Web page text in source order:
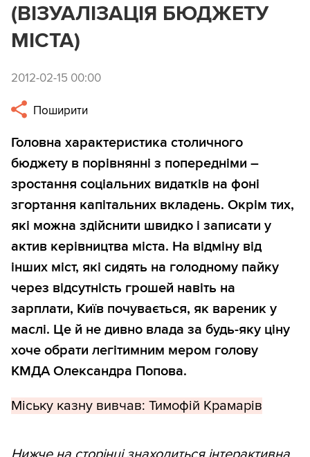
(ВІЗУАЛІЗАЦІЯ БЮДЖЕТУ
МІСТА)
2012-02-15 00:00
Поширити
Головна характеристика столичного
бюджету в порівнянні з попередніми –
зростання соціальних видатків на фоні
згортання капітальних вкладень. Окрім тих,
які можна здійснити швидко і записати у
актив керівництва міста. На відміну від
інших міст, які сидять на голодному пайку
через відсутність грошей навіть на
зарплати, Київ почувається, як вареник у
маслі. Це й не дивно влада за будь-яку ціну
хоче обрати легітимним мером голову
КМДА Олександра Попова.
Міську казну вивчав: Тимофій Крамарів